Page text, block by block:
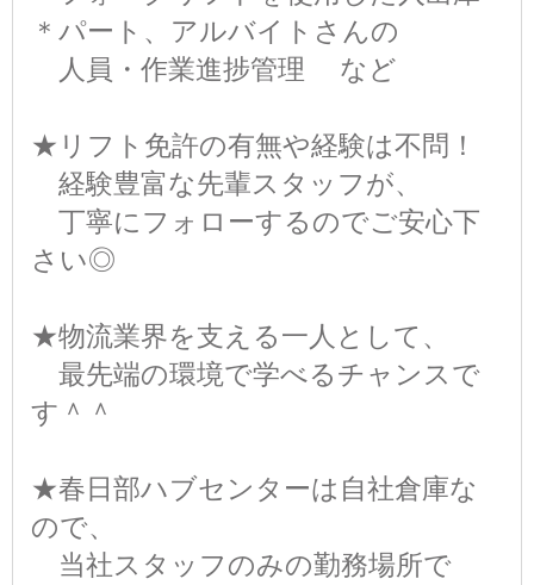
＊パート、アルバイトさんの
人員・作業進捗管理 など
★リフト免許の有無や経験は不問！
経験豊富な先輩スタッフが、
丁寧にフォローするのでご安心下
さい◎
★物流業界を支える一人として、
最先端の環境で学べるチャンスで
す＾＾
★春日部ハブセンターは自社倉庫な
ので、
当社スタッフのみの勤務場所で